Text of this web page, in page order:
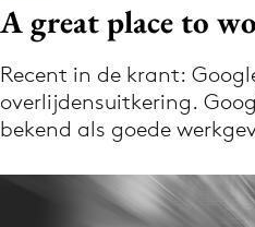
Volg het laatste
A great place to
Recent in de krant:
overlijdensuitkering.
bekend als goede